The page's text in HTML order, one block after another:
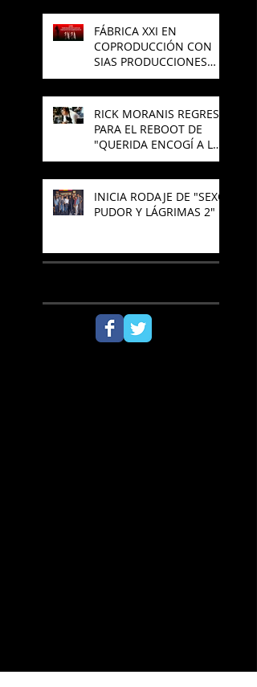
FÁBRICA XXI EN
COPRODUCCIÓN CON
SIAS PRODUCCIONES
PREPARAN NUEVA
RICK MORANIS REGRESA
PARA EL REBOOT DE
"QUERIDA ENCOGÍ A LOS
NIÑOS"
INICIA RODAJE DE "SEXO,
PUDOR Y LÁGRIMAS 2"